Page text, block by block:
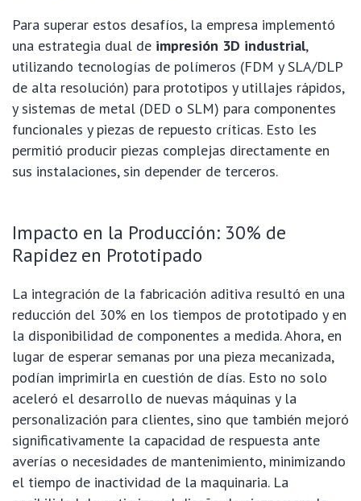
Para superar estos desafíos, la empresa implementó
una estrategia dual de impresión 3D industrial,
utilizando tecnologías de polímeros (FDM y SLA/DLP
de alta resolución) para prototipos y utillajes rápidos,
y sistemas de metal (DED o SLM) para componentes
funcionales y piezas de repuesto críticas. Esto les
permitió producir piezas complejas directamente en
sus instalaciones, sin depender de terceros.
Impacto en la Producción: 30% de
Rapidez en Prototipado
La integración de la fabricación aditiva resultó en una
reducción del 30% en los tiempos de prototipado y en
la disponibilidad de componentes a medida. Ahora, en
lugar de esperar semanas por una pieza mecanizada,
podían imprimirla en cuestión de días. Esto no solo
aceleró el desarrollo de nuevas máquinas y la
personalización para clientes, sino que también mejoró
significativamente la capacidad de respuesta ante
averías o necesidades de mantenimiento, minimizando
el tiempo de inactividad de la maquinaria. La